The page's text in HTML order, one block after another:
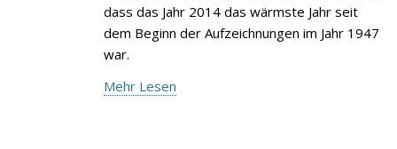
dass das Jahr 2014 das wärmste Jahr seit
dem Beginn der Aufzeichnungen im Jahr 1947
war.
Mehr Lesen